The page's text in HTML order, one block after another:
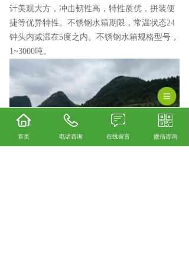
计美观大方，冲击韧性高，特性质优，拼装便
捷等优异特性。不锈钢水箱期限，常温状态24
钟头内减温在5度之内。不锈钢水箱规格型号，
1~3000吨。
首页 电话咨询 在线留言 微信咨询